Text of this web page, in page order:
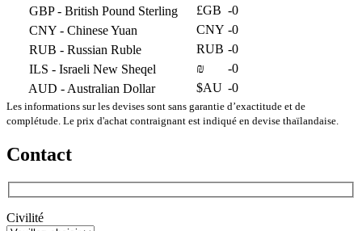
GBP- British Pound Sterling £GB -0
CNY - Chinese Yuan CNY -0
RUB - Russian Ruble RUB -0
ILS - Israeli New Sheqel ₪
-0
AUD - Australian Dollar $AU -0
Les informations sur les devises sont sans garantie d’exactitude et de
complétude. Le prix d'achat contraignant est indiqué en devise thaïlandaise.
Contact
Civilité